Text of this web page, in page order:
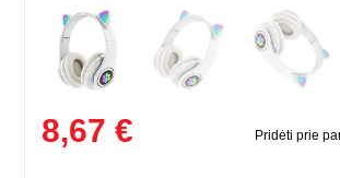
8,67 € Pridėti prie